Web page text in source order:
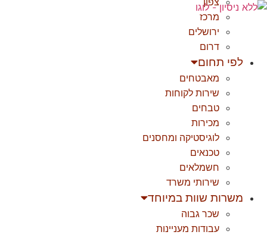
צפון
מרכז
ירושלים
דרום
לפי תחום
מאבטחים
שירות לקוחות
טבחים
מכירות
לוגיסטיקה ומחסנים
טכנאים
חשמלאים
שירותי משרד
משרות שוות במיוחד
שכר גבוה
עבודות מעניינות